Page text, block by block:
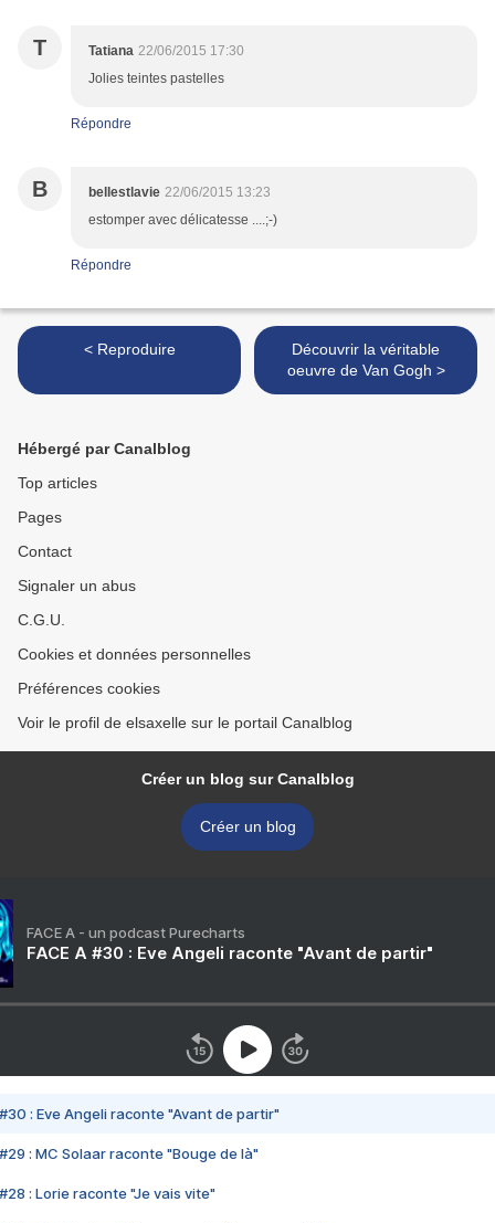
T Tatiana 22/06/2015 17:30
Jolies teintes pastelles
Répondre
B bellestlavie 22/06/2015 13:23
estomper avec délicatesse ....;-)
Répondre
< Reproduire
Découvrir la véritable
oeuvre de Van Gogh >
Hébergé par Canalblog
Top articles
Pages
Contact
Signaler un abus
C.G.U.
Cookies et données personnelles
Préférences cookies
Voir le profil de elsaxelle sur le portail Canalblog
Créer un blog sur Canalblog
Créer un blog
FACE A - un podcast Purecharts
FACE A #30 : Eve Angeli raconte "Avant de partir"
#30 : Eve Angeli raconte "Avant de partir"
#29 : MC Solaar raconte "Bouge de là"
#28 : Lorie raconte "Je vais vite"